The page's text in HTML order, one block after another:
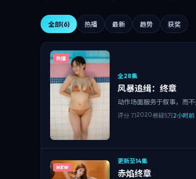
全部(6) 热播 最新 趋势 获奖
热播
全28集
风暴追缉：终章
动作场面服务于叙事，而
评分 7.12020悬疑5万2小时前
NEW
更新至14集
赤焰终章